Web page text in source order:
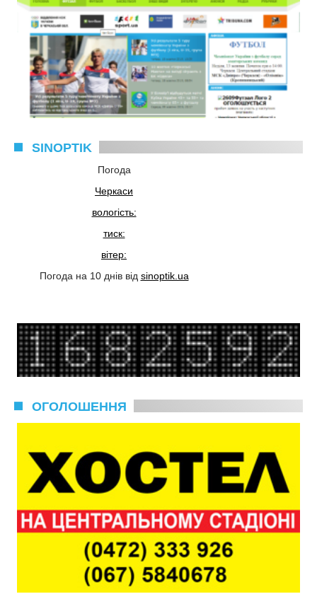
SINOPTIK
Погода
Черкаси
вологість:
тиск:
вітер:
Погода на 10 днів від sinoptik.ua
ОГОЛОШЕННЯ